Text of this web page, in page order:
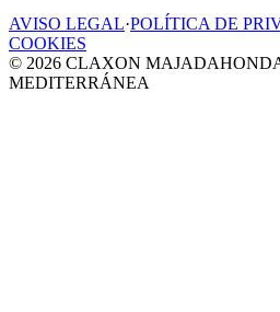
AVISO LEGAL·POLÍTICA DE
COOKIES
© 2026 CLAXON
MEDITERRÁNEA